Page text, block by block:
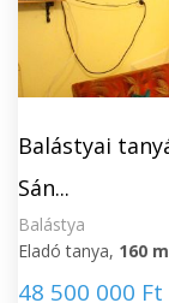
Balástyai
Sán...
Balástya
Eladó tanya, 160 m
48 500 000 Ft